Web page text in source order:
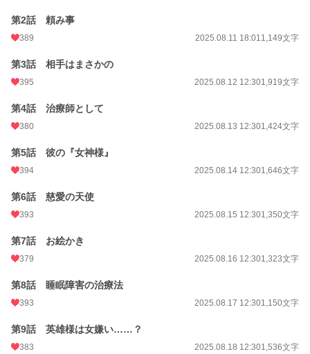
ます。苦手な方はご注意ください。
小説 13,856 位 / 228,704 件
恋愛
お気に入り 1,224
文字数 46,629
月間ポイント
年間ポイント 458,486 pt (1,147 位)
累計ポイント
第2話 頼み事
389 2025.08.11 18:011,149文字
第3話 相手はまさかの
395 2025.08.12 12:301,919文字
第4話 治療師として
380 2025.08.13 12:301,424文字
第5話 彼の『女神様』
394 2025.08.14 12:301,646文字
第6話 慈愛の天使
393 2025.08.15 12:301,350文字
第7話 お絵かき
379 2025.08.16 12:301,323文字
第8話 睡眠障害の治療法
393 2025.08.17 12:301,150文字
第9話 英雄様は女嫌い……？
383 2025.08.18 12:301,536文字